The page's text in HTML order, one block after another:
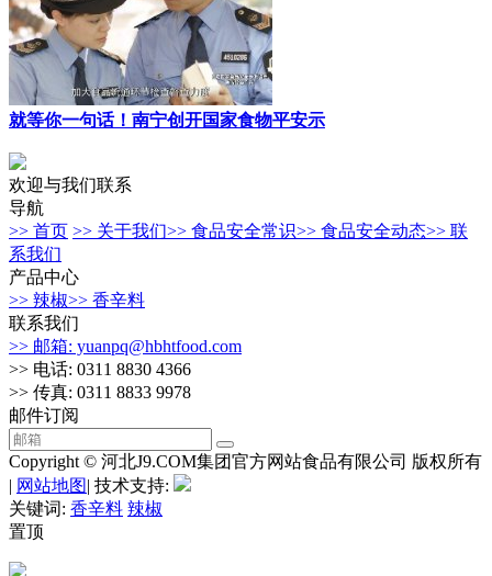
就等你一句话！南宁创开国家食物平安示
欢迎与我们联系
导航
>> 首页 >> 关于我们>> 食品安全常识>> 食品安全动态>> 联
系我们
产品中心
>> 辣椒>> 香辛料
联系我们
>> 邮箱: yuanpq@hbhtfood.com
>> 电话: 0311 8830 4366
>> 传真: 0311 8833 9978
邮件订阅
Copyright © 河北J9.COM集团官方网站食品有限公司 版权所有
| 网站地图| 技术支持:
关键词: 香辛料 辣椒
置顶